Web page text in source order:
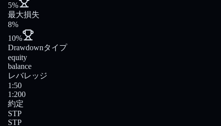
5%
最大損失
8%
10%
Drawdownタイプ
equity
balance
レバレッジ
1:50
1:200
約定
STP
STP